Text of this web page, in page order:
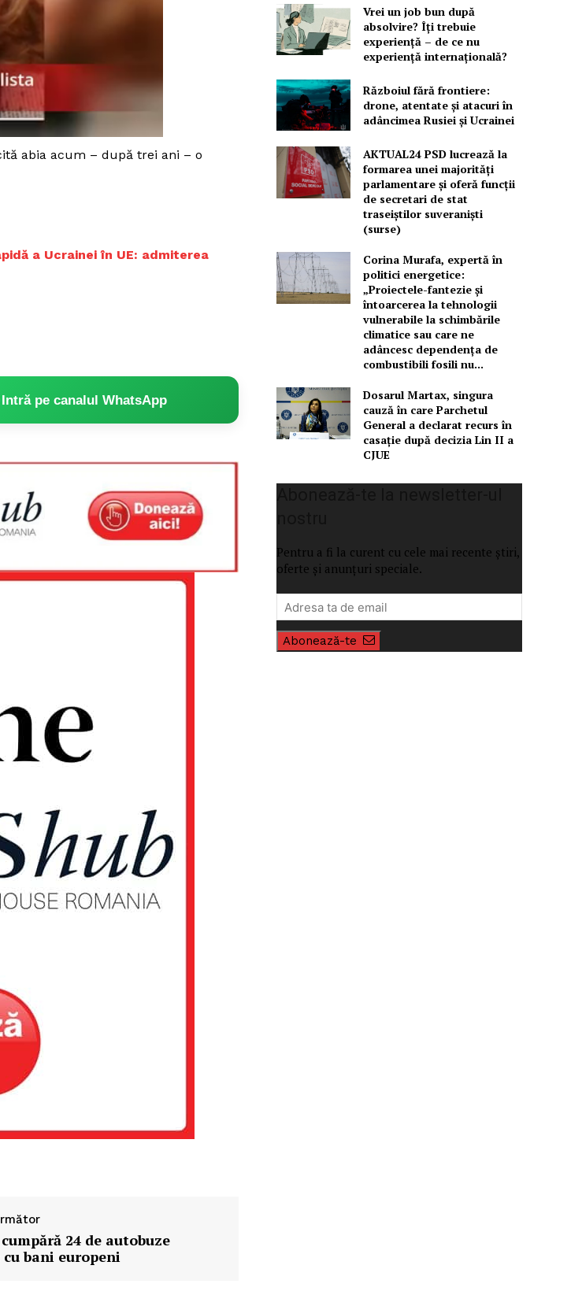
Proiecte editoriale
abia acum – după trei ani – o
a Ucrainei în UE: admiterea
Intră pe canalul WhatsApp
24 de autobuze
bani europeni
Vrei un job bun după
absolvire? Îți trebuie
experiență – de ce nu
experiență internațională?
Războiul fără frontiere:
drone, atentate și atacuri în
adâncimea Rusiei și Ucrainei
AKTUAL24 PSD lucrează la
formarea unei majorităţi
parlamentare și oferă funcții
de secretari de stat
traseiștilor suveraniști
(surse)
Corina Murafa, expertă în
politici energetice:
„Proiectele-fantezie și
întoarcerea la tehnologii
vulnerabile la schimbările
climatice sau care ne
adâncesc dependența de
combustibili fosili nu...
Dosarul Martax, singura
cauză în care Parchetul
General a declarat recurs în
casație după decizia Lin II a
CJUE
Pentru a fi la curent cu cele mai recente știri,
oferte și anunțuri speciale.
Abonează-te